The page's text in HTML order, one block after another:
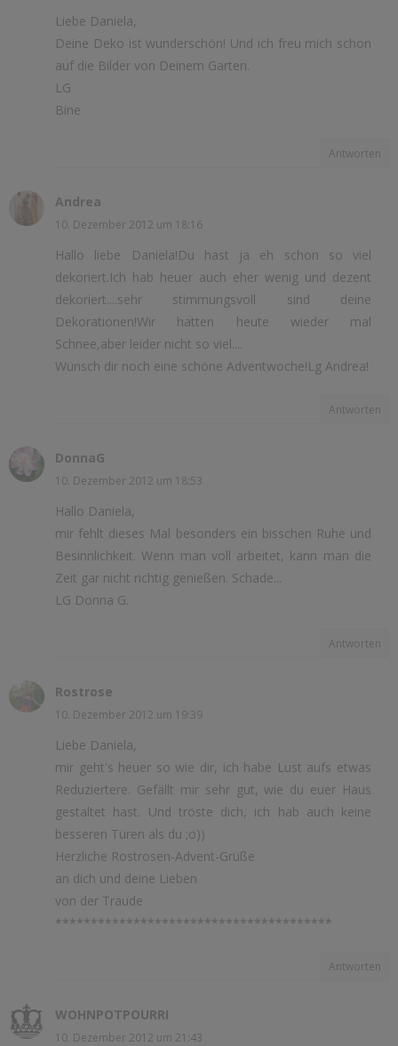
Liebe Daniela,
Deine Deko ist wunderschön! Und ich freu mich schon
auf die Bilder von Deinem Garten.
LG
Bine
Antworten
Andrea
10. Dezember 2012 um 18:16
Hallo liebe Daniela!Du hast ja eh schon so viel
dekoriert.Ich hab heuer auch eher wenig und dezent
dekoriert....sehr stimmungsvoll sind deine
Dekorationen!Wir hatten heute wieder mal
Schnee,aber leider nicht so viel....
Wünsch dir noch eine schöne Adventwoche!Lg Andrea!
Antworten
DonnaG
10. Dezember 2012 um 18:53
Hallo Daniela,
mir fehlt dieses Mal besonders ein bisschen Ruhe und
Besinnlichkeit. Wenn man voll arbeitet, kann man die
Zeit gar nicht richtig genießen. Schade...
LG Donna G.
Antworten
Rostrose
10. Dezember 2012 um 19:39
Liebe Daniela,
mir geht's heuer so wie dir, ich habe Lust aufs etwas
Reduziertere. Gefällt mir sehr gut, wie du euer Haus
gestaltet hast. Und tröste dich, ich hab auch keine
besseren Türen als du ;o))
Herzliche Rostrosen-Advent-Grüße
an dich und deine Lieben
von der Traude
***************************************
Antworten
WOHNPOTPOURRI
10. Dezember 2012 um 21:43